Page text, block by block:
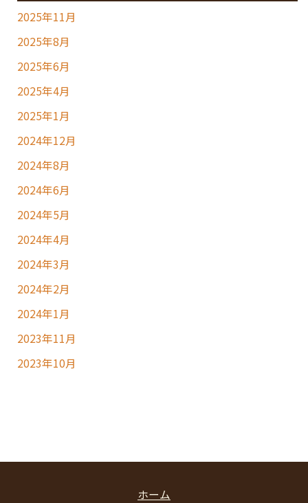
2025年11月
2025年8月
2025年6月
2025年4月
2025年1月
2024年12月
2024年8月
2024年6月
2024年5月
2024年4月
2024年3月
2024年2月
2024年1月
2023年11月
2023年10月
ホーム